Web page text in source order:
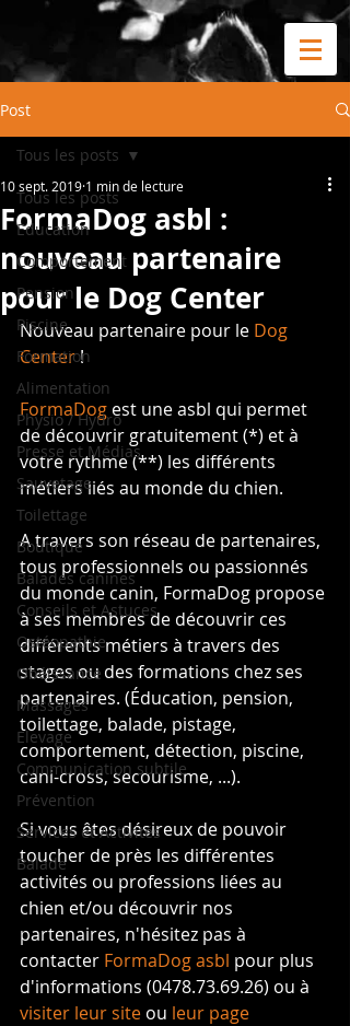
Post
Tous les posts
Education
Comportement
Pension
Piscine
Formation
Alimentation
Physio / Hydro
Presse et Médias
Sauvetage
Toilettage
Boutique
Balades canines
Conseils et Astuces
Ostéopathie
Obéissance
Massages
Elevage
Communication subtile
Prévention
Services et Activités
Balade
Tous les posts
FormaDog asbl :
nouveau partenaire
pour le Dog Center
10 sept. 2019 1 min de lecture
Nouveau partenaire pour le Dog
Center !
FormaDog est une asbl qui permet
de découvrir gratuitement (*) et à
votre rythme (**) les différents
métiers liés au monde du chien.
A travers son réseau de partenaires,
tous professionnels ou passionnés
du monde canin, FormaDog propose
à ses membres de découvrir ces
différents métiers à travers des
stages ou des formations chez ses
partenaires. (Éducation, pension,
toilettage, balade, pistage,
comportement, détection, piscine,
cani-cross, secourisme, ...).
Si vous êtes désireux de pouvoir
toucher de près les différentes
activités ou professions liées au
chien et/ou découvrir nos
partenaires, n'hésitez pas à
contacter FormaDog asbl pour plus
d'informations (0478.73.69.26) ou à
visiter leur site ou leur page